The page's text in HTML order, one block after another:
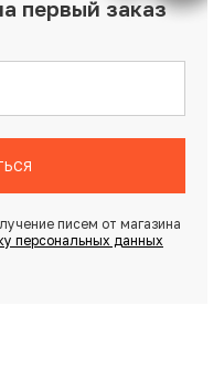
первый заказ
писем от магазина
персональных данных